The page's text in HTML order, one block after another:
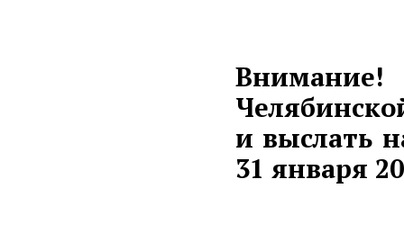
и выслать
31 января